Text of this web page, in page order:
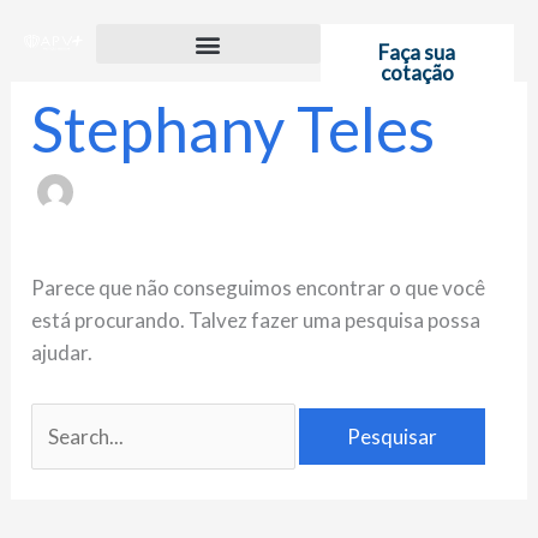
conteúdo
Faça sua
cotação
Stephany Teles
Parece que não conseguimos encontrar o que você
está procurando. Talvez fazer uma pesquisa possa
ajudar.